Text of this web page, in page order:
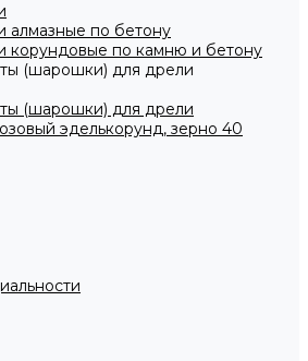
по бетону
по камню и бетону
(шарошки) для дрели
(шарошки) для дрели
эделькорунд, зерно 40